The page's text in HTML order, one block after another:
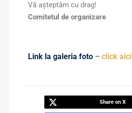
Vă așteptăm cu drag!
Comitetul de organizare
Link la galeria foto– click aici
Share on X